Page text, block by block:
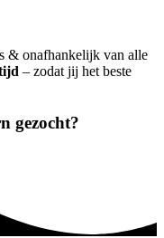
& onafhankelijk van alle
– zodat jij het beste
gezocht?